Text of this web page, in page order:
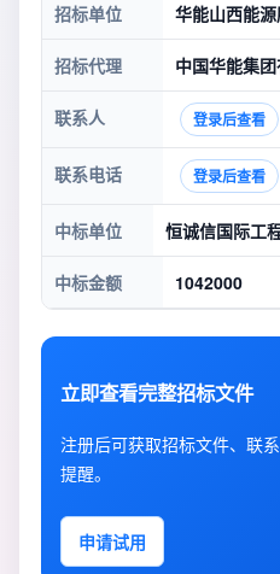
招标单位 华能山西能
招标代理 中国华能集
联系人 登录后查看
联系电话 登录后查看
中标单位 恒诚信国际工
中标金额 1042000
立即查看完整招标文件
注册后可获取招标文件、联
提醒。
申请试用